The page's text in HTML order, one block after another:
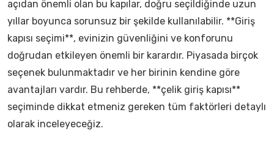
açıdan önemli olan bu kapılar, doğru seçildiğinde uzun
yıllar boyunca sorunsuz bir şekilde kullanılabilir. **Giriş
kapısı seçimi**, evinizin güvenliğini ve konforunu
doğrudan etkileyen önemli bir karardır. Piyasada birçok
seçenek bulunmaktadır ve her birinin kendine göre
avantajları vardır. Bu rehberde, **çelik giriş kapısı**
seçiminde dikkat etmeniz gereken tüm faktörleri detaylı
olarak inceleyeceğiz.